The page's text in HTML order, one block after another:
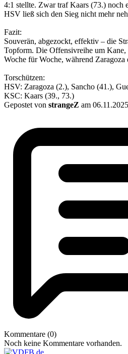
4:1 stellte. Zwar traf Kaars (73.) noch
HSV ließ sich den Sieg nicht mehr
Fazit:
Souverän, abgezockt, effektiv – die
Topform. Die Offensivreihe um
Woche für Woche, während Zaragoza
Torschützen:
HSV: Zaragoza (2.), Sancho (41.),
KSC: Kaars (39., 73.)
Gepostet von strangeZ am
Kommentare (0)
Noch keine Kommentare vorhanden.